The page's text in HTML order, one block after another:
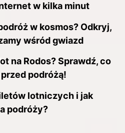
w kilka minut
w kosmos? Odkryj,
wśród gwiazd
na Rodos? Sprawdź, co
podróżą!
lotniczych i jak
podróży?